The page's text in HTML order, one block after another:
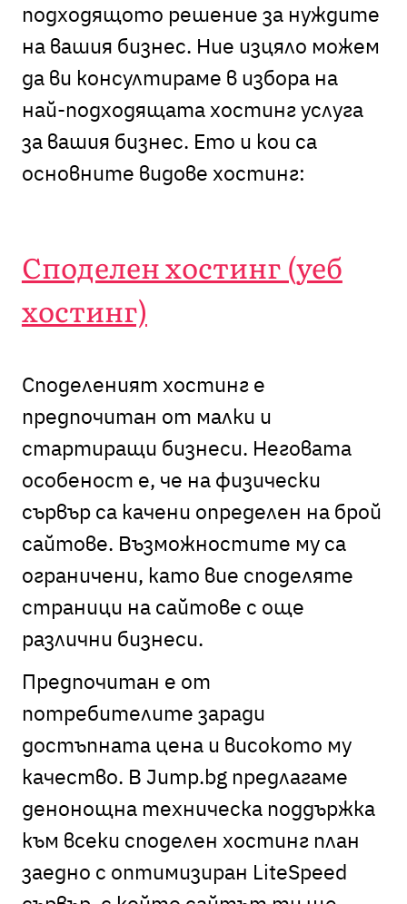
подходящото решение за нуждите
на вашия бизнес. Ние изцяло можем
да ви консултираме в избора на
най-подходящата хостинг услуга
за вашия бизнес. Ето и кои са
основните видове хостинг:
Споделен хостинг (уеб
хостинг)
Споделеният хостинг е
предпочитан от малки и
стартиращи бизнеси. Неговата
особеност е, че на физически
сървър са качени определен на брой
сайтове. Възможностите му са
ограничени, като вие споделяте
страници на сайтове с още
различни бизнеси.
Предпочитан е от
потребителите заради
достъпната цена и високото му
качество. В Jump.bg предлагаме
денонощна техническа поддържка
към всеки споделен хостинг план
заедно с оптимизиран LiteSpeed